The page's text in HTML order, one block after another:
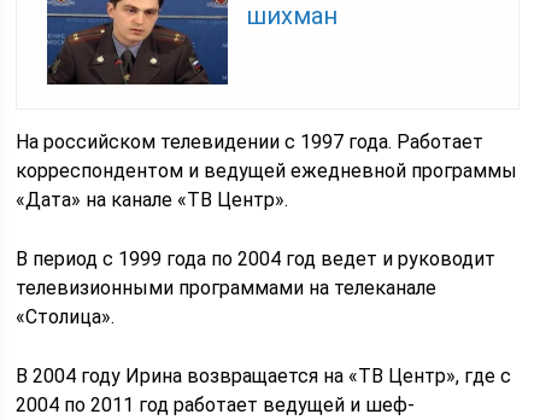
шихман
На российском телевидении с 1997 года. Работает
корреспондентом и ведущей ежедневной программы
«Дата» на канале «ТВ Центр».
В период с 1999 года по 2004 год ведет и руководит
телевизионными программами на телеканале
«Столица».
В 2004 году Ирина возвращается на «ТВ Центр», где с
2004 по 2011 год работает ведущей и шеф-